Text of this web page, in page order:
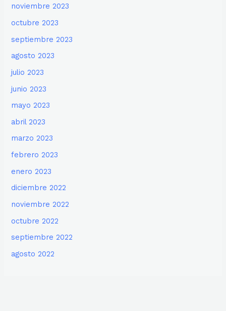
noviembre 2023
octubre 2023
septiembre 2023
agosto 2023
julio 2023
junio 2023
mayo 2023
abril 2023
marzo 2023
febrero 2023
enero 2023
diciembre 2022
noviembre 2022
octubre 2022
septiembre 2022
agosto 2022